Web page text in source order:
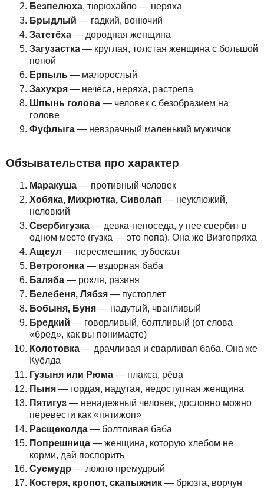
Безпелюха, тюрюхайло — неряха
Брыдлый — гадкий, вонючий
Затетёха — дородная женщина
Загузастка — круглая, толстая женщина с большой
попой
Ерпыль — малорослый
Захухря — нечёса, неряха, растрепа
Шпынь голова — человек с безобразием на
голове
Фуфлыга — невзрачный маленький мужичок
Обзывательства про характер
Маракуша — противный человек
Хобяка, Михрютка, Сиволап — неуклюжий,
неловкий
Свербигузка — девка-непоседа, у нее свербит в
одном месте (гузка — это попа). Она же Визгопряха
Ащеул — пересмешник, зубоскал
Ветрогонка — вздорная баба
Баляба — рохля, разиня
Белебеня, Лябзя — пустоплет
Бобыня, Буня — надутый, чванливый
Бредкий — говорливый, болтливый (от слова
«бред», как вы понимаете)
Колотовка — драчливая и сварливая баба. Она же
Куёлда
Гузыня или Рюма — плакса, рёва
Пыня — гордая, надутая, недоступная женщина
Пятигуз — ненадежный человек, дословно можно
перевести как «пятижоп»
Расщеколда — болтливая баба
Попрешница — женщина, которую хлебом не
корми, дай поспорить
Суемудр — ложно премудрый
Костеря, кропот, скапыжник — брюзга, ворчун